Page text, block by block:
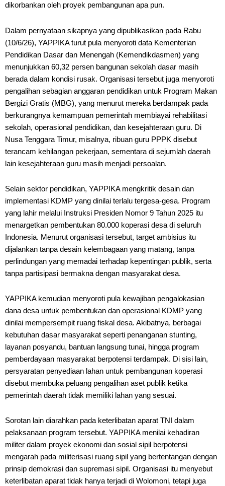
dikorbankan oleh proyek pembangunan apa pun.
Dalam pernyataan sikapnya yang dipublikasikan pada Rabu
(10/6/26), YAPPIKA turut pula menyoroti data Kementerian
Pendidikan Dasar dan Menengah (Kemendikdasmen) yang
menunjukkan 60,32 persen bangunan sekolah dasar masih
berada dalam kondisi rusak. Organisasi tersebut juga menyoroti
pengalihan sebagian anggaran pendidikan untuk Program Makan
Bergizi Gratis (MBG), yang menurut mereka berdampak pada
berkurangnya kemampuan pemerintah membiayai rehabilitasi
sekolah, operasional pendidikan, dan kesejahteraan guru. Di
Nusa Tenggara Timur, misalnya, ribuan guru PPPK disebut
terancam kehilangan pekerjaan, sementara di sejumlah daerah
lain kesejahteraan guru masih menjadi persoalan.
Selain sektor pendidikan, YAPPIKA mengkritik desain dan
implementasi KDMP yang dinilai terlalu tergesa-gesa. Program
yang lahir melalui Instruksi Presiden Nomor 9 Tahun 2025 itu
menargetkan pembentukan 80.000 koperasi desa di seluruh
Indonesia. Menurut organisasi tersebut, target ambisius itu
dijalankan tanpa desain kelembagaan yang matang, tanpa
perlindungan yang memadai terhadap kepentingan publik, serta
tanpa partisipasi bermakna dengan masyarakat desa.
YAPPIKA kemudian menyoroti pula kewajiban pengalokasian
dana desa untuk pembentukan dan operasional KDMP yang
dinilai mempersempit ruang fiskal desa. Akibatnya, berbagai
kebutuhan dasar masyarakat seperti penanganan stunting,
layanan posyandu, bantuan langsung tunai, hingga program
pemberdayaan masyarakat berpotensi terdampak. Di sisi lain,
persyaratan penyediaan lahan untuk pembangunan koperasi
disebut membuka peluang pengalihan aset publik ketika
pemerintah daerah tidak memiliki lahan yang sesuai.
Sorotan lain diarahkan pada keterlibatan aparat TNI dalam
pelaksanaan program tersebut. YAPPIKA menilai kehadiran
militer dalam proyek ekonomi dan sosial sipil berpotensi
mengarah pada militerisasi ruang sipil yang bertentangan dengan
prinsip demokrasi dan supremasi sipil. Organisasi itu menyebut
keterlibatan aparat tidak hanya terjadi di Wolomoni, tetapi juga